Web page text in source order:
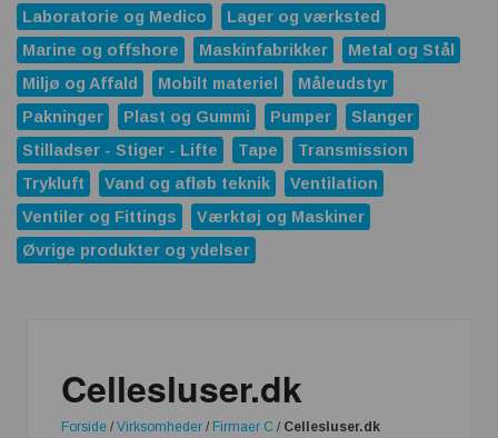
Laboratorie og Medico
Lager og værksted
Marine og offshore
Maskinfabrikker
Metal og Stål
Miljø og Affald
Mobilt materiel
Måleudstyr
Pakninger
Plast og Gummi Pumper
Slanger
Stilladser - Stiger - Lifte
Tape
Transmission
Trykluft
Vand og afløb teknik
Ventilation
Ventiler og Fittings
Værktøj og Maskiner
Øvrige produkter og ydelser
Cellesluser.dk
Forside / Virksomheder / Firmaer C / Cellesluser.dk